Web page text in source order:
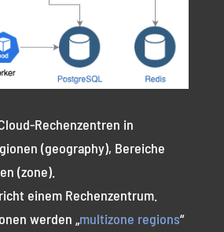
Rechenzentren in
(geography), Bereiche
(zone).
einem Rechenzentrum.
werden „multizone regions“